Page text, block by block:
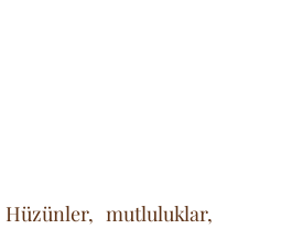
mutluluklar,